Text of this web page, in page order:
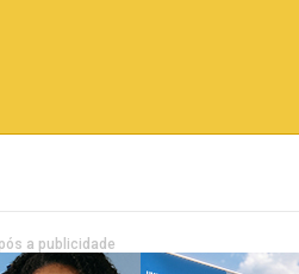
a publicidade